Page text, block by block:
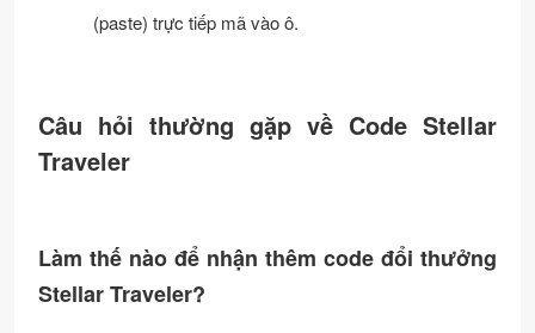
(paste) trực tiếp mã vào ô.
Câu hỏi thường gặp về Code Stellar
Traveler
Làm thế nào để nhận thêm code đổi thưởng
Stellar Traveler?